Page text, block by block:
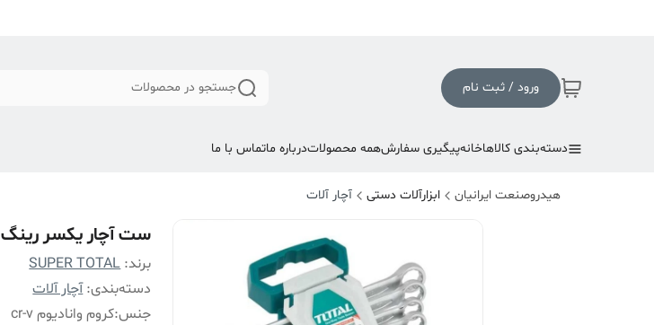
ورود / ثبت نام جستجو در محصولات
دسته‌بندی کالاهاخانهپیگیری سفارشهمه محصولاتدرباره ماتماس با ما
هیدروصنعت ایرانیان ابزارآلات دستی آچار آلات
ست آچار یکسر رینگ 8 پارچه توتال
برند: SUPER TOTAL
دسته‌بندی:آچار آلات
جنس:کروم وانادیوم cr-v